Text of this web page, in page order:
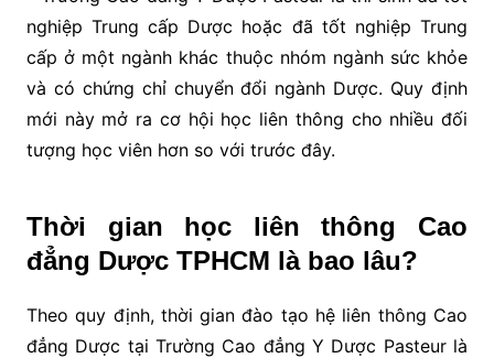
nghiệp Trung cấp Dược hoặc đã tốt nghiệp Trung
cấp ở một ngành khác thuộc nhóm ngành sức khỏe
và có chứng chỉ chuyển đổi ngành Dược. Quy định
mới này mở ra cơ hội học liên thông cho nhiều đối
tượng học viên hơn so với trước đây.
Thời gian học liên thông Cao
đẳng Dược TPHCM là bao lâu?
Theo quy định, thời gian đào tạo hệ liên thông Cao
đẳng Dược tại Trường Cao đẳng Y Dược Pasteur là